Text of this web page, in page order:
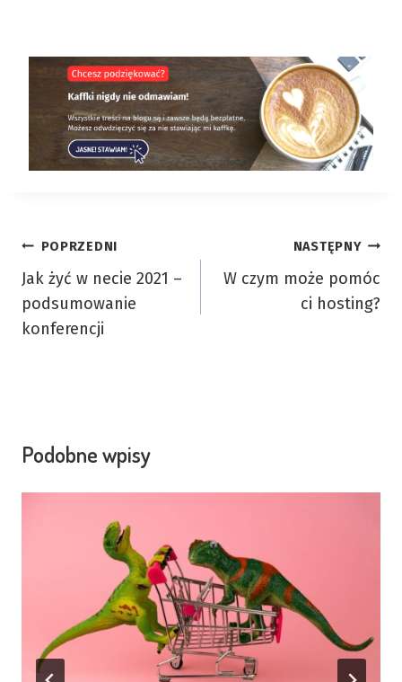
Nawigacja
wpisu
POPRZEDNI
Jak żyć w necie 2021 –
podsumowanie
konferencji
NASTĘPNY
W czym może pomóc
ci hosting?
Podobne wpisy